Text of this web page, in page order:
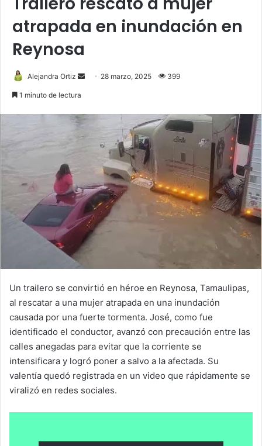
atrapada en inundación en
Reynosa
Alejandra Ortiz
Send 28 marzo, 2025 399
1 minuto de lectura
Un trailero se convirtió en héroe en Reynosa, Tamaulipas,
al rescatar a una mujer atrapada en una inundación
causada por una fuerte tormenta. José, como fue
identificado el conductor, avanzó con precaución entre las
calles anegadas para evitar que la corriente se
intensificara y logró poner a salvo a la afectada. Su
valentía quedó registrada en un video que rápidamente se
viralizó en redes sociales.